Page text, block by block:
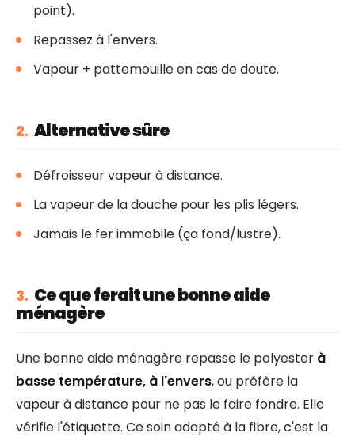
point).
Repassez à l'envers.
Vapeur + pattemouille en cas de doute.
2. Alternative sûre
Défroisseur vapeur à distance.
La vapeur de la douche pour les plis légers.
Jamais le fer immobile (ça fond/lustre).
3. Ce que ferait une bonne aide
ménagère
Une bonne aide ménagère repasse le polyester à
basse température, à l'envers, ou préfère la
vapeur à distance pour ne pas le faire fondre. Elle
vérifie l'étiquette. Ce soin adapté à la fibre, c'est la